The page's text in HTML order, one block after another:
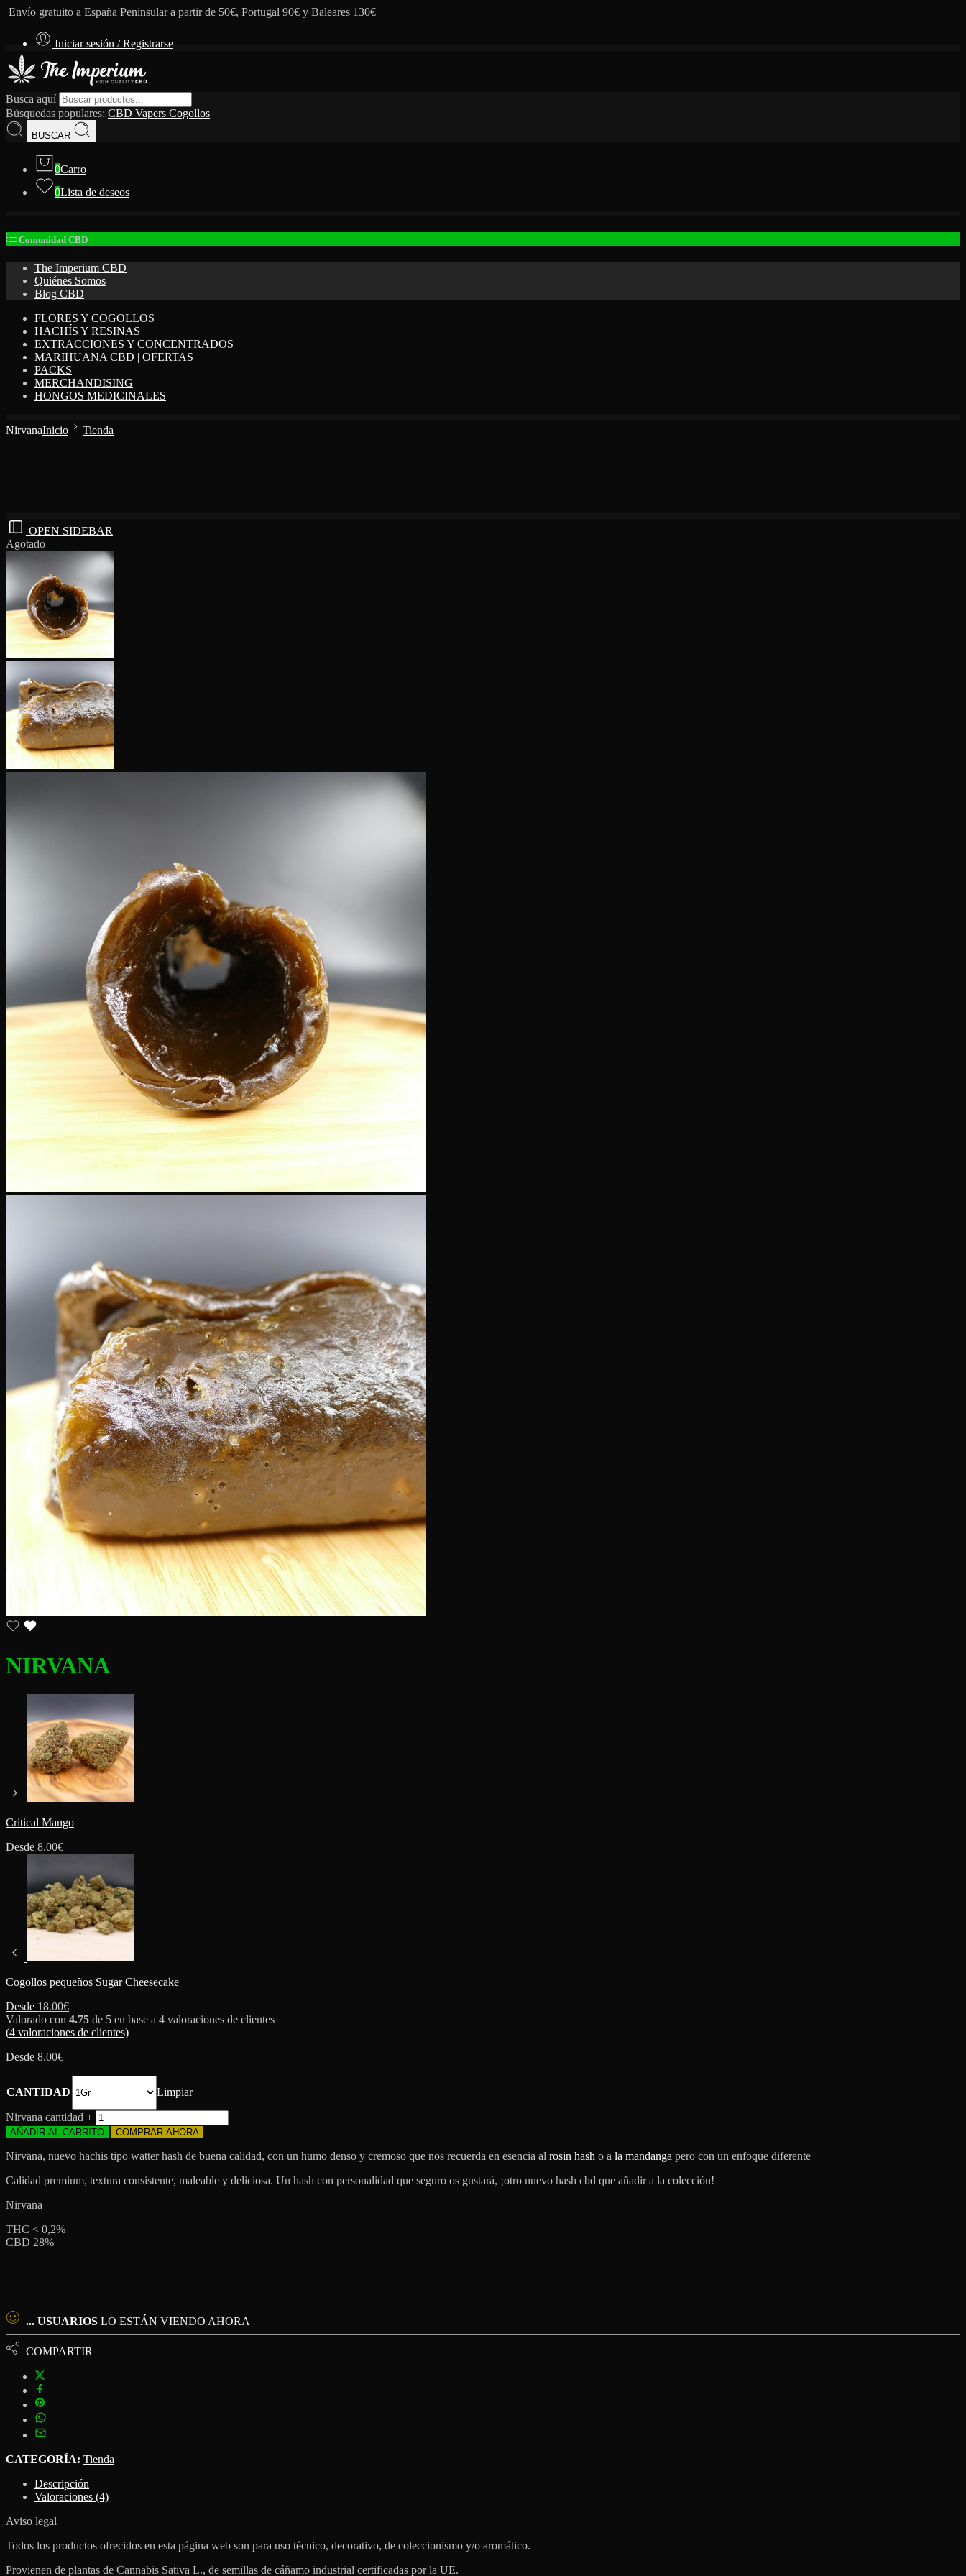
Envío gratuito a España Peninsular a partir de 50€, Portugal 90€ y Baleares 130€
Iniciar sesión / Registrarse
Busca aquí
Búsquedas populares: CBD Vapers Cogollos
BUSCAR
0Carro
0Lista de deseos
Comunidad CBD
The Imperium CBD
Quiénes Somos
Blog CBD
FLORES Y COGOLLOS
HACHÍS Y RESINAS
EXTRACCIONES Y CONCENTRADOS
MARIHUANA CBD | OFERTAS
PACKS
MERCHANDISING
HONGOS MEDICINALES
NirvanaInicio Tienda
OPEN SIDEBAR
Agotado
NIRVANA
Critical Mango
Desde 8.00€
Cogollos pequeños Sugar Cheesecake
Desde 18.00€
Valorado con 4.75 de 5 en base a 4 valoraciones de clientes
(4 valoraciones de clientes)
Desde 8.00€
CANTIDAD Limpiar
Nirvana cantidad + −
AÑADIR AL CARRITO COMPRAR AHORA
Nirvana, nuevo hachis tipo watter hash de buena calidad, con un humo denso y cremoso que nos recuerda en esencia al rosin hash o a la mandanga pero con un enfoque diferente
Calidad premium, textura consistente, maleable y deliciosa. Un hash con personalidad que seguro os gustará, ¡otro nuevo hash cbd que añadir a la colección!
Nirvana
THC < 0,2%
CBD 28%
... USUARIOS LO ESTÁN VIENDO AHORA
COMPARTIR
CATEGORÍA: Tienda
Descripción
Valoraciones (4)
Aviso legal
Todos los productos ofrecidos en esta página web son para uso técnico, decorativo, de coleccionismo y/o aromático.
Provienen de plantas de Cannabis Sativa L., de semillas de cáñamo industrial certificadas por la UE.